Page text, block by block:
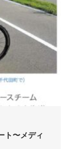
ト〜メディ